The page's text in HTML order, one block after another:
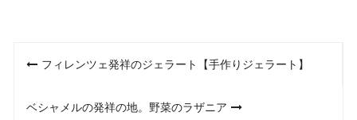
投 フィレンツェ発祥のジェラート【手作りジェラート】
ベシャメルの発祥の地。野菜のラザニア